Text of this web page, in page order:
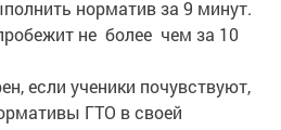
не более чем за 10
если ученики почувствуют,
ГТО в своей
побудит их в дальнейшем на